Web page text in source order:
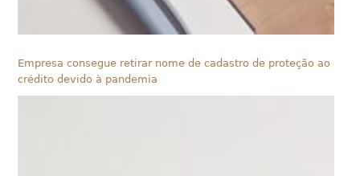
Empresa consegue retirar nome de cadastro de proteção ao
crédito devido à pandemia